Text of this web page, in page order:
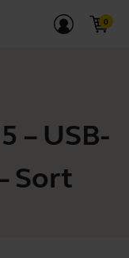
– USB-
Sort